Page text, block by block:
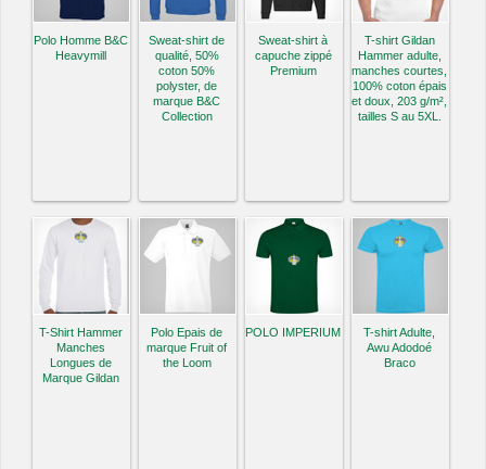
Polo Homme B&C
Heavymill
Sweat-shirt de
qualité, 50%
coton 50%
polyster, de
marque B&C
Collection
Sweat-shirt à
capuche zippé
Premium
T-shirt Gildan
Hammer adulte,
manches courtes,
100% coton épais
et doux, 203 g/m²,
tailles S au 5XL.
T-Shirt Hammer
Manches
Longues de
Marque Gildan
Polo Epais de
marque Fruit of
the Loom
POLO IMPERIUM
T-shirt Adulte,
Awu Adodoé
Braco